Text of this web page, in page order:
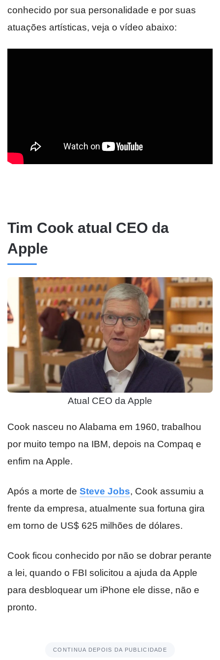
conhecido por sua personalidade e por suas
atuações artísticas, veja o vídeo abaixo:
Tim Cook atual CEO da
Apple
Atual CEO da Apple
Cook nasceu no Alabama em 1960, trabalhou
por muito tempo na IBM, depois na Compaq e
enfim na Apple.
Após a morte de Steve Jobs, Cook assumiu a
frente da empresa, atualmente sua fortuna gira
em torno de US$ 625 milhões de dólares.
Cook ficou conhecido por não se dobrar perante
a lei, quando o FBI solicitou a ajuda da Apple
para desbloquear um iPhone ele disse, não e
pronto.
CONTINUA DEPOIS DA PUBLICIDADE